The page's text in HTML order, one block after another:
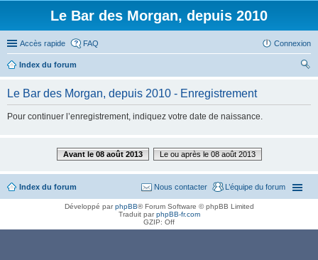
Le Bar des Morgan, depuis 2010
Accès rapide FAQ Connexion
Index du forum
Le Bar des Morgan, depuis 2010 - Enregistrement
Pour continuer l’enregistrement, indiquez votre date de naissance.
Avant le 08 août 2013 Le ou après le 08 août 2013
Index du forum L’équipe du forum
Nous contacter
Développé parphpBB® Forum Software © phpBB Limited
Traduit parphpBB-fr.com
GZIP: Off